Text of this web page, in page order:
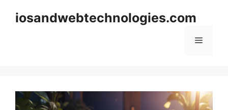
iosandwebtechnologies.com
Menu